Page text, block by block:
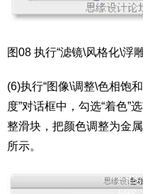
图08 执行“滤镜\风格化\浮
(6)执行“图像\调整\色相饱
度”对话框中，勾选“着色”
整滑块，把颜色调整为金
所示。